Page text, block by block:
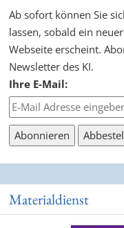
Ab sofort können Sie
lassen, sobald ein
Webseite erscheint.
Newsletter des KI.
Ihre E-Mail:
Materialdienst